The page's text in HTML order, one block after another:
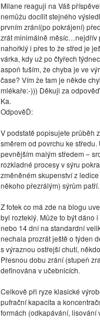
Milane reaguji na Váš
nemůžu docílit stejného
prvním zrání(po pokrájení)
zrát minimálně měsíc…nejdřív
nahořklý i přes to že střed je
várka, kdy už po čtyřech
aspoň tuším, že chyba je ve
čase? Vím že tam je někde
mlékaře:-))) Děkuji za
Ka.
OdpověĎ:
V podstatě popisujete průběh
směrem od povrchu ke
pevnějším malým středem –
rozkladné procesy v sýru
změněném skupenství z
někoho přezrálým) sýrům patří.
Z fotek co má zde na blogu
byl rozteklý. Může to být dáno
nebo 14 dní na standardní
nechala prozrát ještě o týden
s výraznou ostřejší chutí,
Přesnou dobu zrání (stupeň
definována v učebnicích.
Celkově při ryze klasické
pufrační kapacita a
formách (odkapávání, lisování